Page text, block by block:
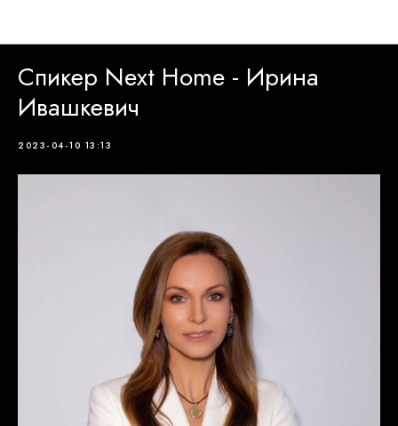
Спикер Next Home - Ирина
Ивашкевич
2023-04-10 13:13